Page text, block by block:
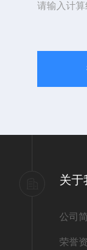
请输入计
关于
公司
荣誉